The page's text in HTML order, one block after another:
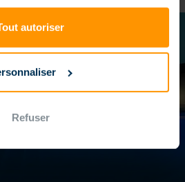
autoriser
Refuser